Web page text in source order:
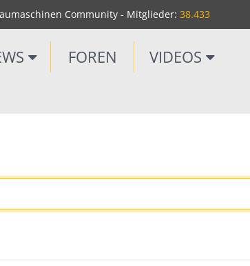
Community - Mitglieder: 38.433
FOREN VIDEOS